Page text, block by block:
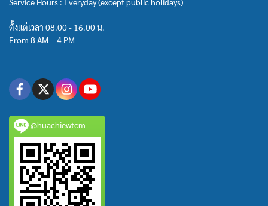
ตั้งแต่เวลา 08.00 - 16.00 น.
From 8 AM – 4 PM
@huachiewtcm